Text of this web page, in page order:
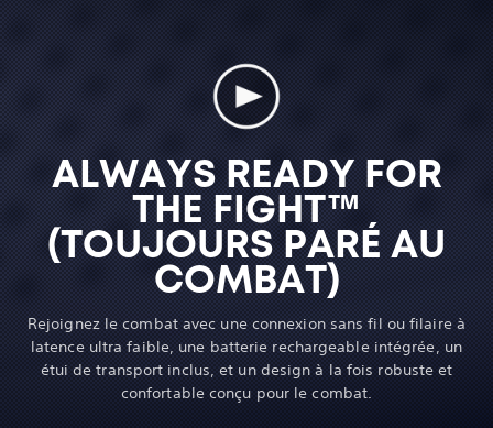
ALWAYS READY FOR
THE FIGHT™
(TOUJOURS PARÉ AU
COMBAT)
Rejoignez le combat avec une connexion sans fil ou filaire à
latence ultra faible, une batterie rechargeable intégrée, un
étui de transport inclus, et un design à la fois robuste et
confortable conçu pour le combat.